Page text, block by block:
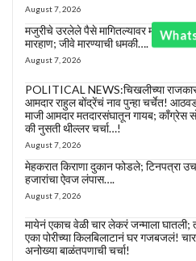
August 7, 2026
मजुरीचे उरलेले पैसे मागितल्यावर मजुराला
मारहाण; जीवे मारण्याची धमकी….
August 7, 2026
POLITICAL NEWS:चिखलीच्या
आमदार राहुल बोंद्रेंचं नाव पुन्हा चर्चेत!
माजी आमदार मतदारसंघातून गायब; काँग्रेस
की नुसती थील्लर चर्चा…!
August 7, 2026
मेहकरात किराणा दुकान फोडले; टिनपत्रा
हजारांचा ऐवज लंपास….
August 7, 2026
मायेनं एकाच वेळी चार लेकरं जन्माला घातली;
एका पोरीच्या किलबिलाटानं घर गजबजलं!
अनोख्या बाळंतपणाची चर्चा!